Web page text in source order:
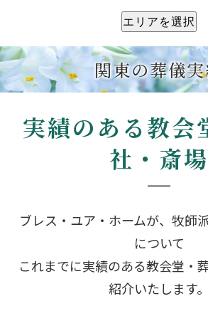
エリアを選択
関東の葬儀
実績のある教会
社・斎場
ブレス・ユア・ホームが、牧師
について
これまでに実績のある教会堂・
紹介いたします。